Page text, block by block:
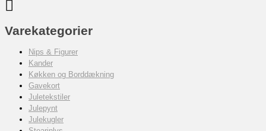
Varekategorier
Nips & Figurer
Kander
Køkken og Borddækning
Gavekort
Juletekstiler
Julepynt
Julekugler